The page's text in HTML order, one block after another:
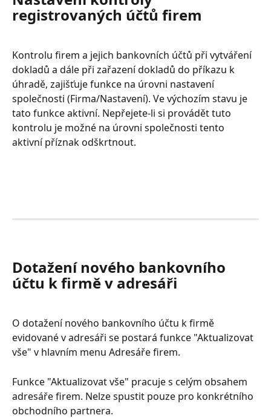
registrovaných účtů firem
Kontrolu firem a jejich bankovních účtů při vytváření
dokladů a dále při zařazení dokladů do příkazu k
úhradě, zajišťuje funkce na úrovni nastavení
společnosti (Firma/Nastavení). Ve výchozím stavu je
tato funkce aktivní. Nepřejete-li si provádět tuto
kontrolu je možné na úrovni společnosti tento
aktivní příznak odškrtnout.
Dotažení nového bankovního
účtu k firmě v adresáři
O dotažení nového bankovního účtu k firmě
evidované v adresáři se postará funkce "Aktualizovat
vše" v hlavním menu Adresáře firem.
Funkce "Aktualizovat vše" pracuje s celým obsahem
adresáře firem. Nelze spustit pouze pro konkrétního
obchodního partnera.